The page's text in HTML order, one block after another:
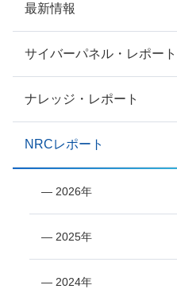
最新情報
サイバーパネル・レポート
ナレッジ・レポート
NRCレポート
― 2026年
― 2025年
― 2024年